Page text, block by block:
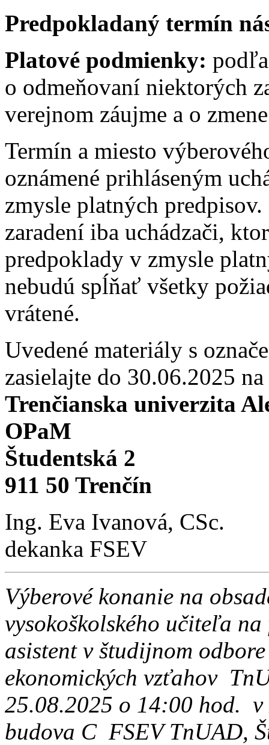
Predpokladaný termín
Platové podmienky:
o odmeňovaní niektorých
verejnom záujme a o
Termín a miesto
oznámené prihláseným
zmysle platných
zaradení iba uchádzači,
predpoklady v zmysle
nebudú spĺňať všetky
vrátené.
Uvedené materiály s
zasielajte do 30.06.2025 na
Trenčianska univerzita
OPaM
Študentská 2
911 50 Trenčín
Ing. Eva Ivanová, CSc.
dekanka FSEV
Výberové konanie na
vysokoškolského učiteľa
asistent v študijnom
ekonomických vzťahov
25.08.2025 o 14:00 hod. v
budova C FSEV TnUAD,